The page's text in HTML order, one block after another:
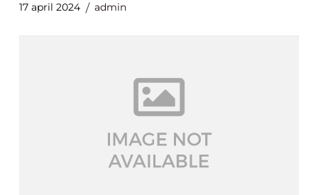
17 april 2024 admin